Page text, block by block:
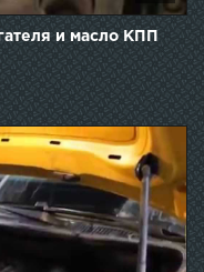
и масло КПП